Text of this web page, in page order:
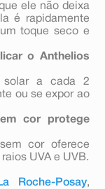
ele não deixa
é rapidamente
toque seco e
o Anthelios
solar a cada 2
ou se expor ao
cor protege
cor oferece
UVA e UVB.
Roche-Posay,